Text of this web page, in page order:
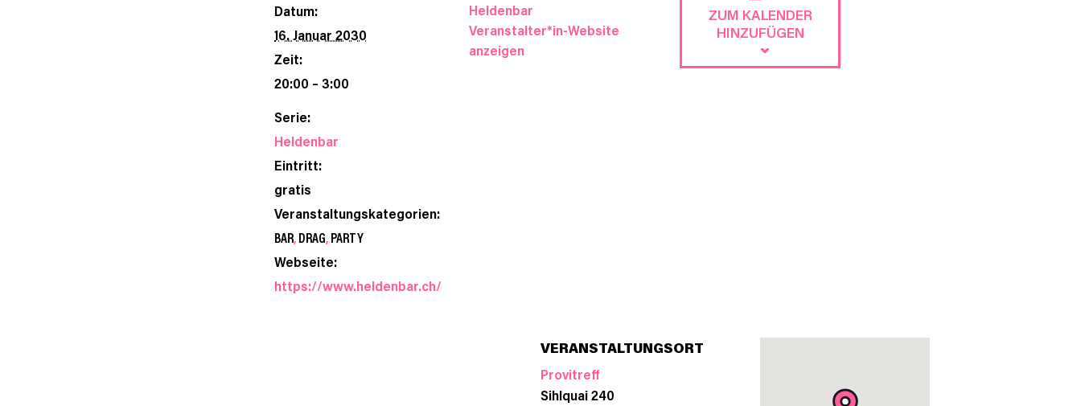
ZUM KALENDER
HINZUFÜGEN
Datum:
16. Januar 2030
Zeit:
20:00 – 3:00
Serie:
Heldenbar
Eintritt:
gratis
Veranstaltungskategorien:
BAR,DRAG,PARTY
Webseite:
https://www.heldenbar.ch/
Heldenbar
Veranstalter*in-Website
anzeigen
VERANSTALTUNGSORT
Provitreff
Sihlquai 240